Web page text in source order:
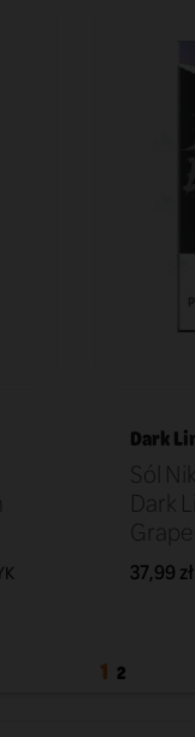
Dark
Sól
Dark
37,99 zł
1 2